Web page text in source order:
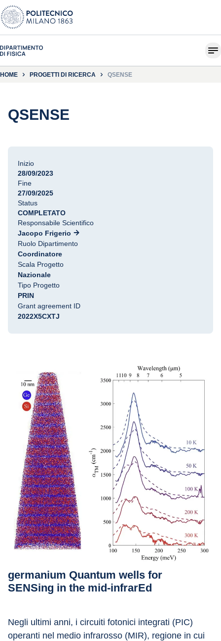
HOME PROGETTI DI RICERCA QSENSE
QSENSE
Inizio
28/09/2023
Fine
27/09/2025
Status
COMPLETATO
Responsabile Scientifico
Jacopo Frigerio
Ruolo Dipartimento
Coordinatore
Scala Progetto
Nazionale
Tipo Progetto
PRIN
Grant agreement ID
2022X5CXTJ
germanium Quantum wells for
SENSing in the mid-infrarEd
Negli ultimi anni, i circuiti fotonici integrati (PIC)
operanti nel medio infrarosso (MIR), regione in cui